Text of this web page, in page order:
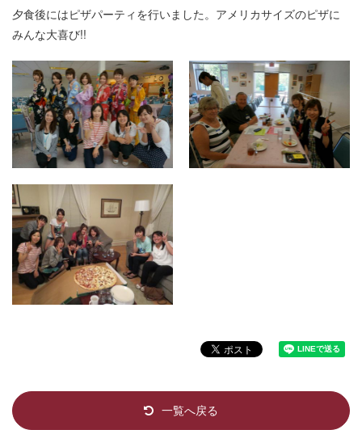
夕食後にはピザパーティを行いました。アメリカサイズのピザに
みんな大喜び!!
一覧へ戻る